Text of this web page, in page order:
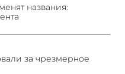
названия:
за чрезмерное